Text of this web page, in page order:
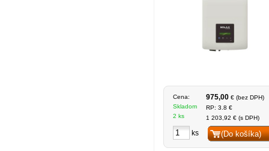
Cena:
Skladom
2 ks
975,00 € (bez DPH)
RP: 3.8 €
1 203,92 € (s DPH)
ks (Do košíka)